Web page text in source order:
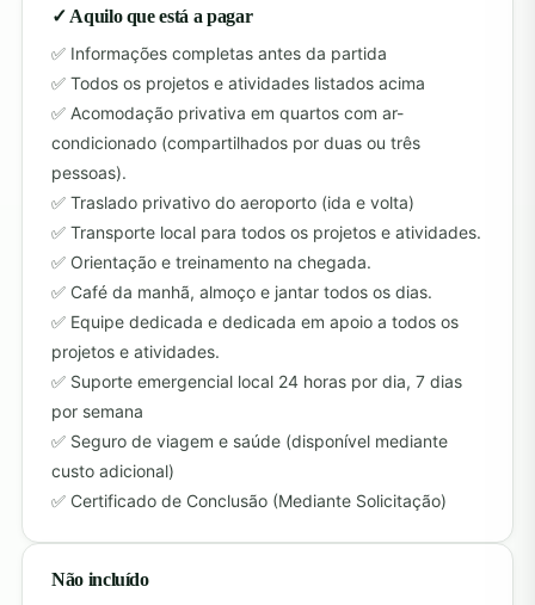
✓ Aquilo que está a pagar
Informações completas antes da partida
Todos os projetos e atividades listados acima
Acomodação privativa em quartos com ar-
condicionado (compartilhados por duas ou três
pessoas).
Traslado privativo do aeroporto (ida e volta)
Transporte local para todos os projetos e atividades.
Orientação e treinamento na chegada.
Café da manhã, almoço e jantar todos os dias.
Equipe dedicada e dedicada em apoio a todos os
projetos e atividades.
Suporte emergencial local 24 horas por dia, 7 dias
por semana
Seguro de viagem e saúde (disponível mediante
custo adicional)
Certificado de Conclusão (Mediante Solicitação)
Não incluído